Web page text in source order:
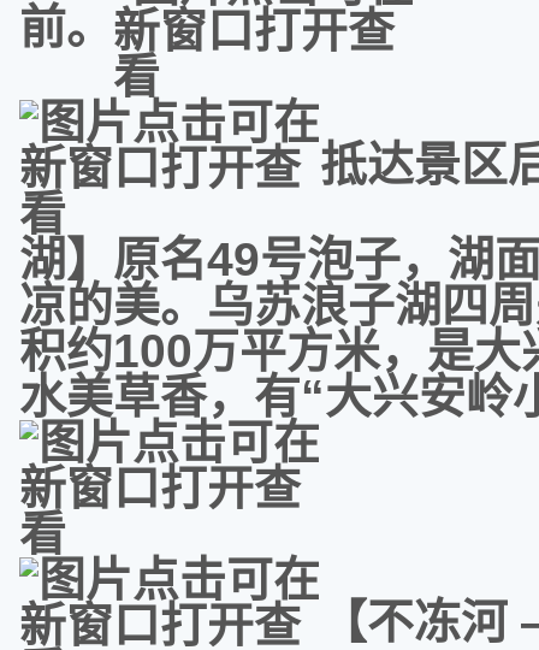
前。
抵达景区
湖】原名49号泡子，湖
凉的美。乌苏浪子湖四
积约100万平方米，是
水美草香，有“大兴安岭
【不冻